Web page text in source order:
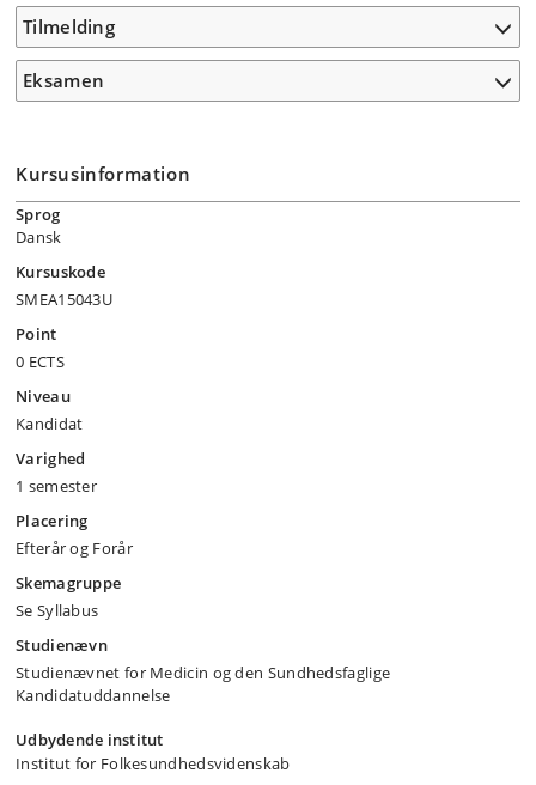
Tilmelding
Eksamen
Kursusinformation
Sprog
Dansk
Kursuskode
SMEA15043U
Point
0 ECTS
Niveau
Kandidat
Varighed
1 semester
Placering
Efterår og Forår
Skemagruppe
Se Syllabus
Studienævn
Studienævnet for Medicin og den Sundhedsfaglige
Kandidatuddannelse
Udbydende institut
Institut for Folkesundhedsvidenskab